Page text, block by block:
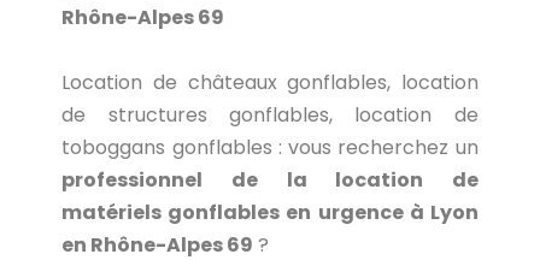
Rhône-Alpes 69
Location de châteaux gonflables, location
de structures gonflables, location de
toboggans gonflables : vous recherchez un
professionnel de la location de
matériels gonflables en urgence à Lyon
en Rhône-Alpes 69 ?